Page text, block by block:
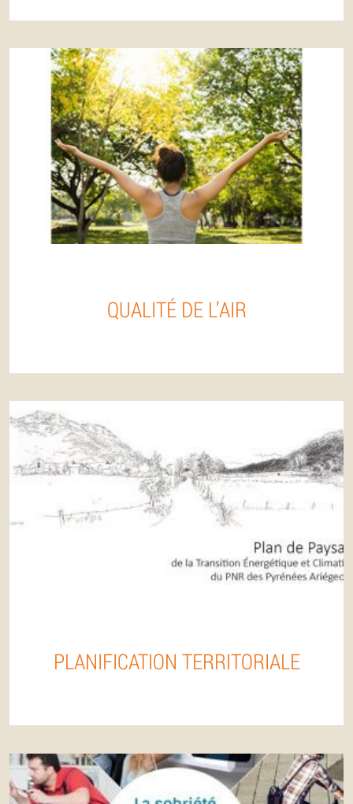
QUALITÉ DE L’AIR
PLANIFICATION TERRITORIALE